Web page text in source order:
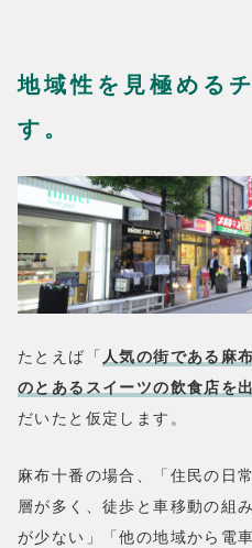
地域性を見極める
す。
たとえば「 人気の街である麻
のとあるスイーツの飲食店を
だいたと仮定します。
麻布十番の場合、「住民の日
層が多く、徒歩と車移動の組
が少ない」「他の地域から電